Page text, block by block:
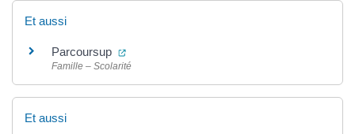
Et aussi
Parcoursup (ouverture dans un nouvel onglet)
Famille – Scolarité
Et aussi